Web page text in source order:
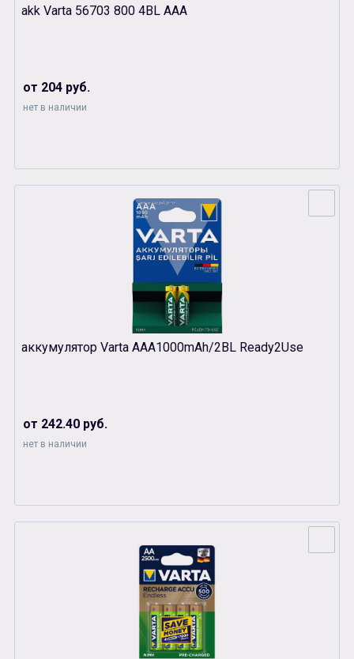
akk Varta 56703 800 4BL ААА
от 204 руб.
нет в наличии
аккумулятор Varta AАА1000mAh/2BL Ready2Use
от 242.40 руб.
нет в наличии